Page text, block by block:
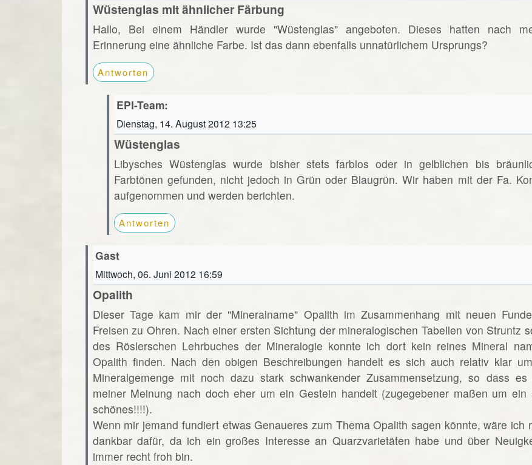
Wüstenglas mit ähnlicher Färbung
Hallo, Bei einem Händler wurde "Wüstenglas" angeboten. Dieses hatten nach
Erinnerung eine ähnliche Farbe. Ist das dann ebenfalls unnatürlichem Ursprungs?
Antworten
EPI-Team:
Dienstag, 14. August 2012 13:25
Wüstenglas
Libysches Wüstenglas wurde bisher stets farblos oder in gelblichen bis
Farbtönen gefunden, nicht jedoch in Grün oder Blaugrün. Wir haben mit der Fa.
aufgenommen und werden berichten.
Antworten
Gast
Mittwoch, 06. Juni 2012 16:59
Opalith
Dieser Tage kam mir der "Mineralname" Opalith im Zusammenhang mit neuen
Freisen zu Ohren. Nach einer ersten Sichtung der mineralogischen Tabellen von Struntz
des Röslerschen Lehrbuches der Mineralogie konnte ich dort kein reines Mineral
Opalith finden. Nach den obigen Beschreibungen handelt es sich auch relativ klar
Mineralgemenge mit noch dazu stark schwankender Zusammensetzung, so dass es
meiner Meinung nach doch eher um ein Gestein handelt (zugegebener maßen um ein
schönes!!!!).
Wenn mir jemand fundiert etwas Genaueres zum Thema Opalith sagen könnte, wäre ich
dankbar dafür, da ich ein großes Interesse an Quarzvarietäten habe und über
immer recht froh bin.